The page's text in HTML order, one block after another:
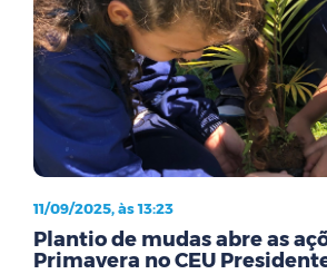
11/09/2025, às 13:23
Plantio de mudas abre as
Primavera no CEU